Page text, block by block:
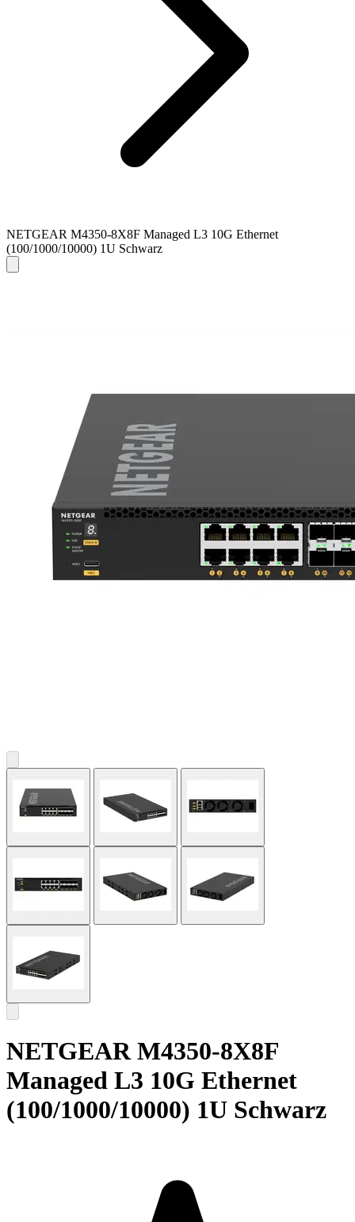
NETGEAR M4350-8X8F Managed L3 10G Ethernet
(100/1000/10000) 1U Schwarz
NETGEAR M4350-8X8F
Managed L3 10G Ethernet
(100/1000/10000) 1U Schwarz